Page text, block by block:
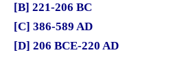
[B] 221-206 BC
[C] 386-589 AD
[D] 206 BCE-220 AD